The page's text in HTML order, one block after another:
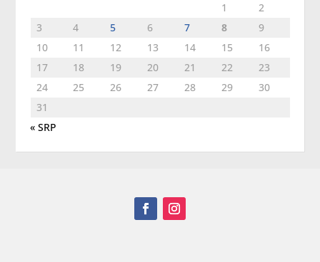
1
2
3
4 5 6 7 8
9
10
11 12 13 14 15
16
17
18 19 20 21 22
23
24
25 26 27 28 29
30
31
« SRP